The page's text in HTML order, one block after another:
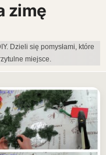
zimę
Dzieli się pomysłami, które
miejsce.